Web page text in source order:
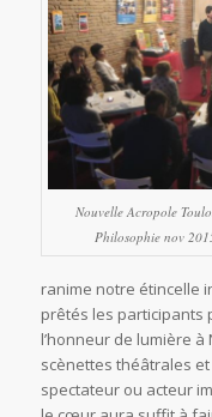
Nouvelle Acropole
Philosophie nov
ranime notre étincelle
prêtés les participants
l’honneur de lumière
scènettes théâtrales
spectateur ou acteur